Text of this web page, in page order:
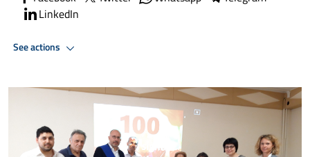
LinkedIn
See actions